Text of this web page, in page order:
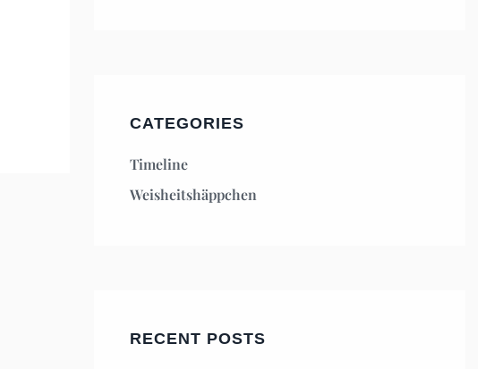
CATEGORIES
Timeline
Weisheitshäppchen
RECENT POSTS